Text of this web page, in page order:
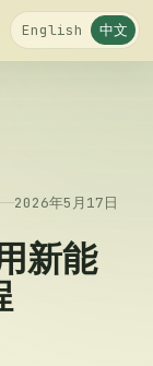
English 中文
2026年5月17日
新能